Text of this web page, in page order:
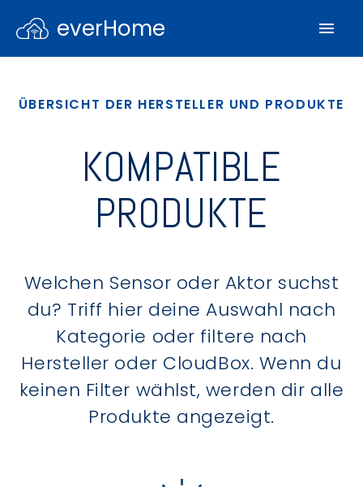
everHome
ÜBERSICHT DER HERSTELLER UND PRODUKTE
KOMPATIBLE
PRODUKTE
Welchen Sensor oder Aktor suchst
du? Triff hier deine Auswahl nach
Kategorie oder filtere nach
Hersteller oder CloudBox. Wenn du
keinen Filter wählst, werden dir alle
Produkte angezeigt.